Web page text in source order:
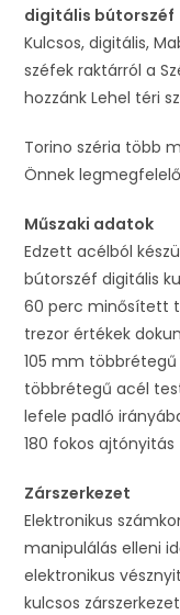
digitális bútorszéf
Kulcsos, digitális,
széfek raktárról a
hozzánk Lehel téri
Torino széria több
Önnek
Műszaki adatok
Edzett acélból
bútorszéf digitális
60 perc minősített
trezor értékek
105 mm
többrétegű acél
lefele padló
180 fokos ajtónyitás
Zárszerkezet
Elektronikus
manipulálás elleni
elektronikus
kulcsos zárszerkezet